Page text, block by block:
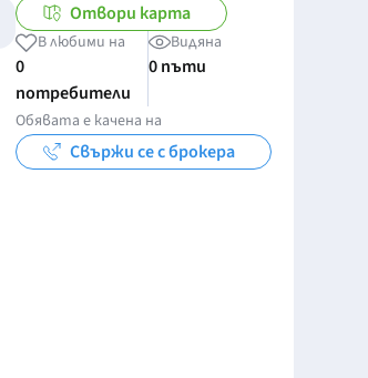
Отвори карта
В любими на
0
потребители
Видяна
0 пъти
Обявата е качена на
Свържи се с брокера